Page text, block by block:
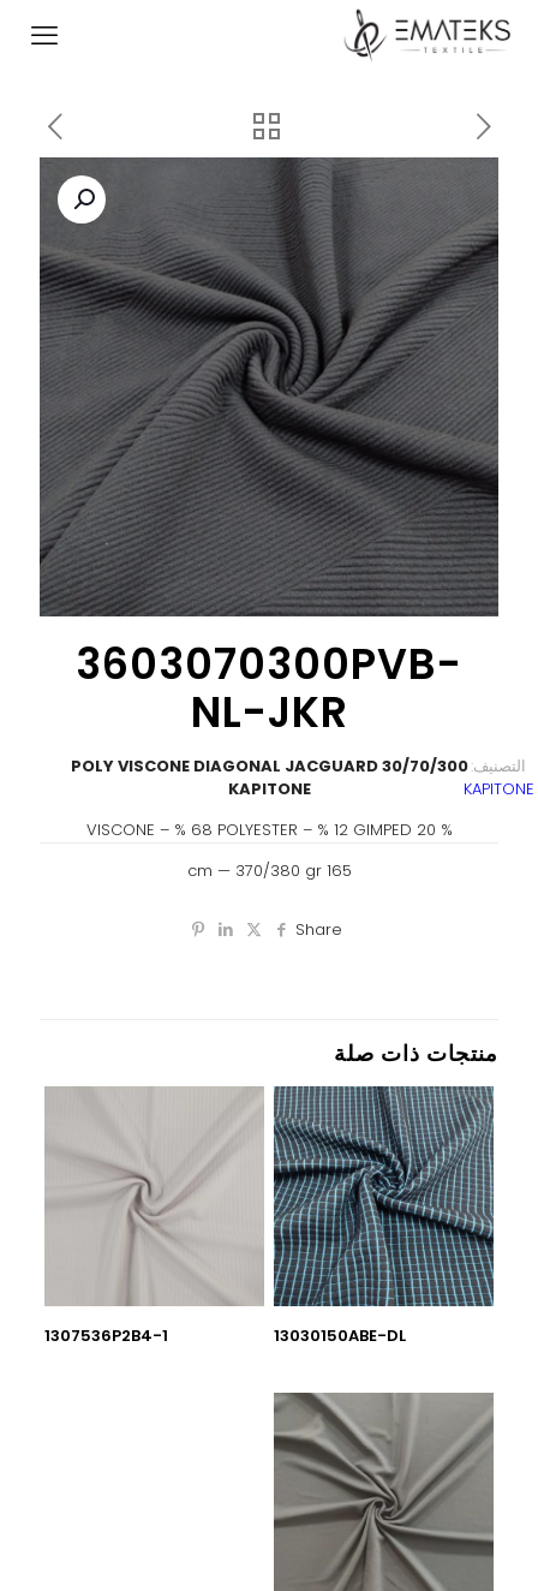
3603070300PVB-
NL-JKR
30/70/300 POLY VISCONE DIAGONAL JACGUARD
KAPITONE
% 20 VISCONE – % 68 POLYESTER – % 12 GIMPED
165 cm — 370/380 gr
التصنيف:
KAPITONE
Share
منتجات ذات صلة
13030150ABE-DL
1307536P2B4-1